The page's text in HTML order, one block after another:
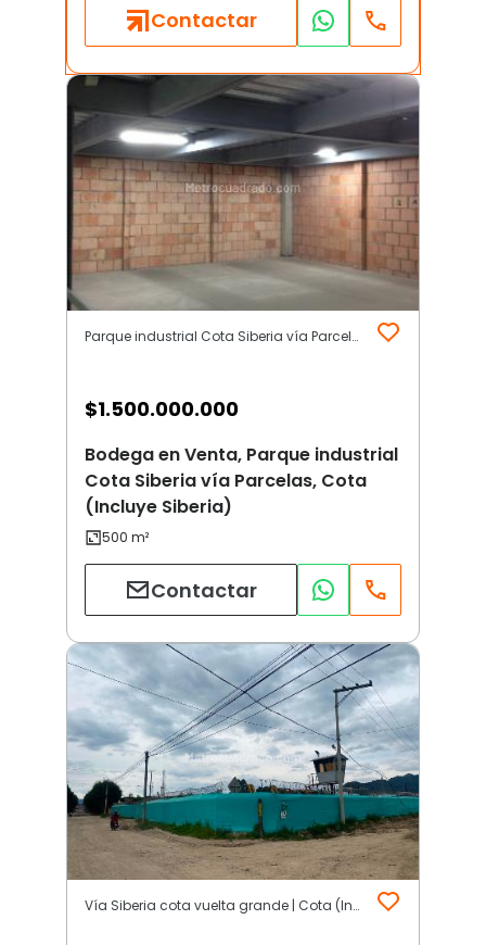
Contactar
Parque industrial Cota Siberia vía Parcelas | Otros | Cota (Incluye Siberia)
$1.500.000.000
Bodega en Venta, Parque industrial
Cota Siberia vía Parcelas, Cota
(Incluye Siberia)
Contactar
Vía Siberia cota vuelta grande | Cota (Incluye Siberia)